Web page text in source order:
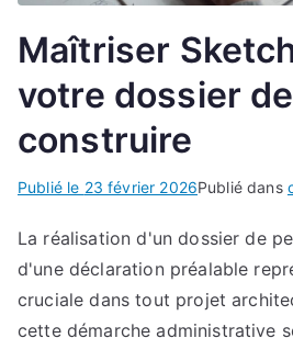
Maîtriser
votre dossier
construire
Publié le 23 février 2026Publié dans
La réalisation d'un dossier de
d'une déclaration préalable
cruciale dans tout projet
cette démarche administrative